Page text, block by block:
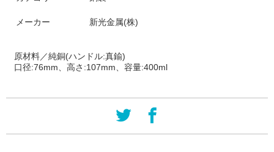
メーカー 新光金属(株)
原材料／純銅(ハンドル:真鍮)
口径:76mm、高さ:107mm、容量:400ml